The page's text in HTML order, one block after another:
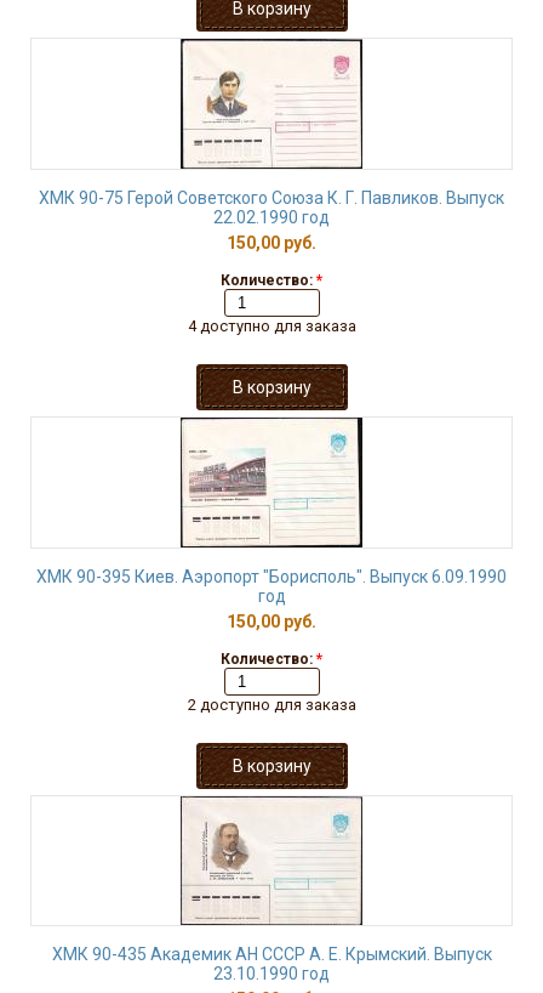
ХМК 90-75 Герой Советского Союза К. Г. Павликов. Выпуск
22.02.1990 год
150,00 руб.
Количество: *
4 доступно для заказа
ХМК 90-395 Киев. Аэропорт "Борисполь". Выпуск 6.09.1990
год
150,00 руб.
Количество: *
2 доступно для заказа
ХМК 90-435 Академик АН СССР А. Е. Крымский. Выпуск
23.10.1990 год